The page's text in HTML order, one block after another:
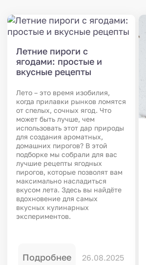
Летние пироги с
ягодами: простые и
вкусные рецепты
Лето – это время изобилия,
когда прилавки рынков ломятся
от спелых, сочных ягод. Что
может быть лучше, чем
использовать этот дар природы
для создания ароматных,
домашних пирогов? В этой
подборке мы собрали для вас
лучшие рецепты ягодных
пирогов, которые позволят вам
максимально насладиться
вкусом лета. Здесь вы найдёте
вдохновение для самых
вкусных кулинарных
экспериментов.
Подробнее 26.08.2025